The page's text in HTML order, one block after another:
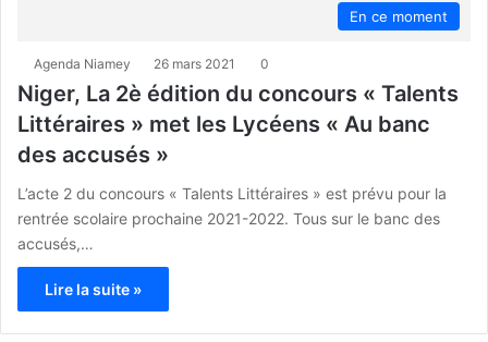
En ce moment
Agenda Niamey 26 mars 2021 0
Niger, La 2è édition du concours « Talents
Littéraires » met les Lycéens « Au banc
des accusés »
L’acte 2 du concours « Talents Littéraires » est prévu pour la
rentrée scolaire prochaine 2021-2022. Tous sur le banc des
accusés,…
Lire la suite »